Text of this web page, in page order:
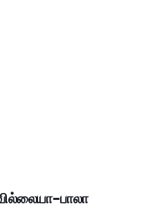
பாலா